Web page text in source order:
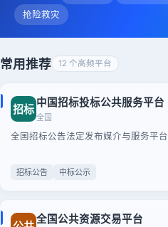
抢险救灾
常用推荐 12 个高频平台
招标 中国招标投标公共服务平台
全国
全国招标公告法定发布媒介与服务平台
招标公告 中标公示
全国公共资源交易平台